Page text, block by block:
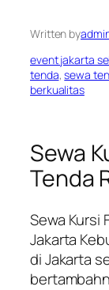
Written by
event jakarta
tenda, sewa
berkualitas
Sewa
Tenda
Sewa Kursi
Jakarta
di Jakarta